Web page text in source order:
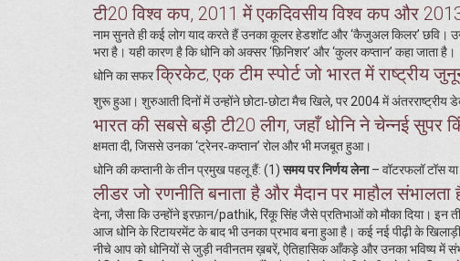
टी20 विश्व कप, 2011 में एकदिवसीय विश्व कप और
नाम सुनते ही कई लोग याद करते हैं उनका कूलर हेडशॉट और ‘कैजुअल किलर’ छवि।
भरा है। यही कारण है कि धोनि को अक्सर ‘फ़िनिशर’ और ‘कुलर कप्तान’ कहा जाता है।
धोनि का सफरक्रिकेट,एक टीम स्पोर्ट जो भारत में
शुरू हुआ। शुरुआती दिनों में उन्होंने छोटा‑छोटा मैच खिले, पर 2004 में अंतरराष्ट्रीय
भारत की सबसे बड़ी टी20 लीग, जहाँ धोनि ने चेन्नई सुपर
क्षमता दी, जिससे उनका ‘ट्रेनर‑कप्तान’ रोल और भी मजबूत हुआ।
धोनि की कप्तानी के तीन प्रमुख पहलू हैं: (1)समय पर निर्णय लेना– वॉटरफलॉ टॉस
लीडर जो रणनीति बनाता है और मैदान पर माहौल संभालता
देना, जैसा कि उन्होंने इरफ़ान/pathik, रिंकू सिंह जैसे प्रतिभाओं को मौका दिया। इन
आज धोनि के रिटायरमेंट के बाद भी उनका प्रभाव बना हुआ है। कई नई पीढ़ी के
नीचे आप को धोनियों से जुड़ी नवीनतम ख़बरें, ऐतिहासिक आँकड़े और उनका भविष्य में